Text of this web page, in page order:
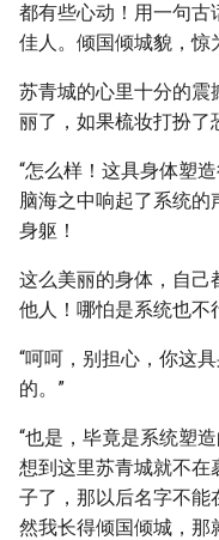
都有些心动！用一句古
佳人。倾国倾城貌，惊
苏青城的心里十分的震
丽了，如果梳妆打扮了
“怎么样！这具身体塑
脑海之中响起了系统
身躯！
这么美丽的身体，自己
他人！哪怕是系统也不
“呵呵，别担心，你这
的。”
“也是，毕竟是系统塑
想到这里苏青城就不
子了，那以后名字不能
然我长得倾国倾城，那